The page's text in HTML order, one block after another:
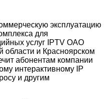
эксплуатацию
для
услуг IPTV ОАО
области и Красноярском
абонентам компании
интерактивному IP
и другим